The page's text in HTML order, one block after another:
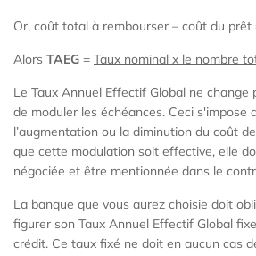
Or, coût total à rembourser – coût du prêt
Alors TAEG = Taux nominal x le nombre
Le Taux Annuel Effectif Global ne change
de moduler les échéances. Ceci s'impose
l’augmentation ou la diminution du coût
que cette modulation soit effective, elle
négociée et être mentionnée dans le
La banque que vous aurez choisie doit
figurer son Taux Annuel Effectif Global
crédit. Ce taux fixé ne doit en aucun cas